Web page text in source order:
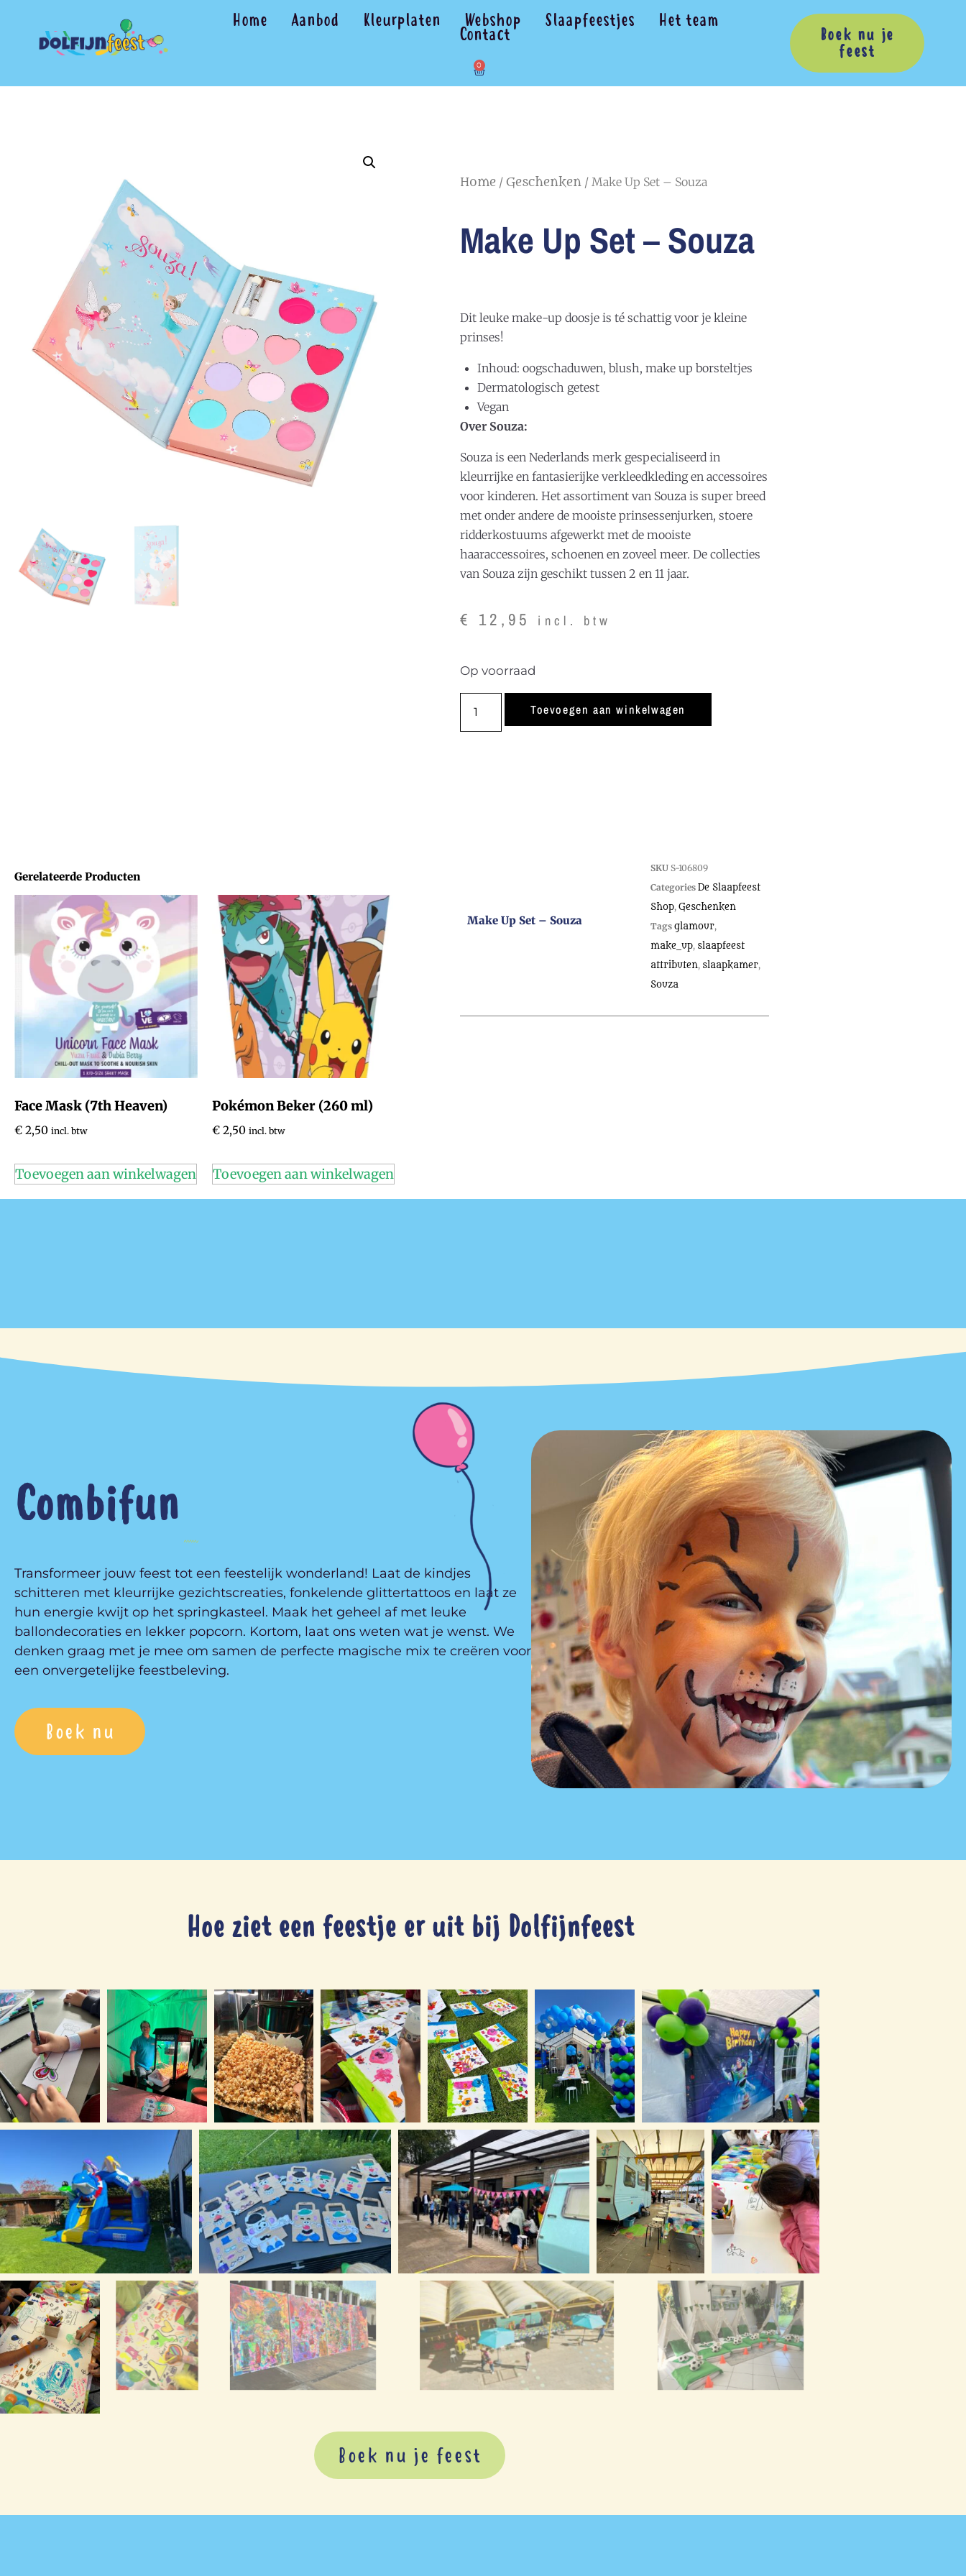
Home Aanbod Kleurplaten Webshop Slaapfeestjes Het team
Contact
0
Boek nu je
feest
Home / Geschenken / Make Up Set – Souza
Make Up Set – Souza
Dit leuke make-up doosje is té schattig voor je kleine
prinses!
Inhoud: oogschaduwen, blush, make up borsteltjes
Dermatologisch getest
Vegan
Over Souza:
Souza is een Nederlands merk gespecialiseerd in
kleurrijke en fantasierijke verkleedkleding en accessoires
voor kinderen. Het assortiment van Souza is super breed
met onder andere de mooiste prinsessenjurken, stoere
ridderkostuums afgewerkt met de mooiste
haaraccessoires, schoenen en zoveel meer. De collecties
van Souza zijn geschikt tussen 2 en 11 jaar.
€ 12,95 incl. btw
Op voorraad
Toevoegen aan winkelwagen
Gerelateerde Producten
Face Mask (7th Heaven)
€ 2,50 incl. btw
Toevoegen aan winkelwagen
Pokémon Beker (260 ml)
€ 2,50 incl. btw
Toevoegen aan winkelwagen
Make Up Set – Souza
SKU S-106809
Categories De Slaapfeest
Shop, Geschenken
Tags glamour,
make_up, slaapfeest
attributen, slaapkamer,
Souza
Combifun
Transformeer jouw feest tot een feestelijk wonderland! Laat de kindjes
schitteren met kleurrijke gezichtscreaties, fonkelende glittertattoos en laat ze
hun energie kwijt op het springkasteel. Maak het geheel af met leuke
ballondecoraties en lekker popcorn. Kortom, laat ons weten wat je wenst. We
denken graag met je mee om samen de perfecte magische mix te creëren voor
een onvergetelijke feestbeleving.
Boek nu
Hoe ziet een feestje er uit bij Dolfijnfeest
Boek nu je feest